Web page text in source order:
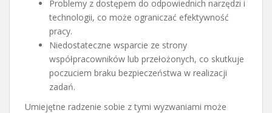
Problemy z dostępem do odpowiednich narzędzi i
technologii, co może ograniczać efektywność
pracy.
Niedostateczne wsparcie ze strony
współpracowników lub przełożonych, co skutkuje
poczuciem braku bezpieczeństwa w realizacji
zadań.
Umiejętne radzenie sobie z tymi wyzwaniami może